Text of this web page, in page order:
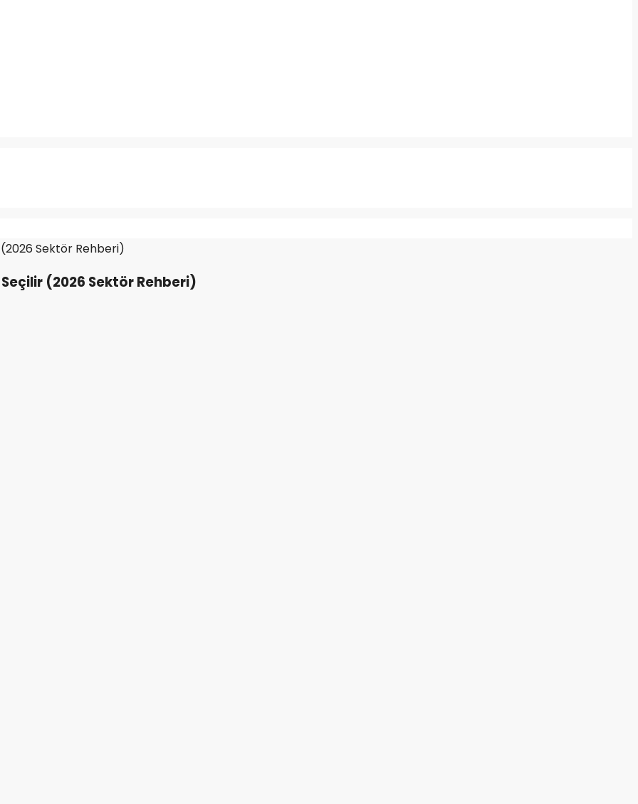
(2026 Sektör Rehberi)
Seçilir (2026 Sektör Rehberi)